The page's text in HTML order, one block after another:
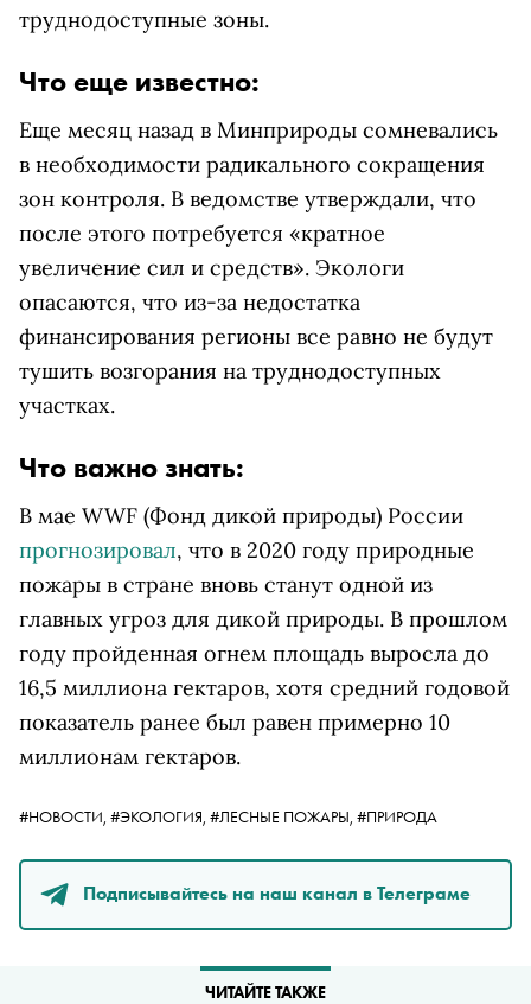
труднодоступные зоны.
Что еще известно:
Еще месяц назад в Минприроды сомневались
в необходимости радикального сокращения
зон контроля. В ведомстве утверждали, что
после этого потребуется «кратное
увеличение сил и средств». Экологи
опасаются, что из-за недостатка
финансирования регионы все равно не будут
тушить возгорания на труднодоступных
участках.
Что важно знать:
В мае WWF (Фонд дикой природы) России
прогнозировал, что в 2020 году природные
пожары в стране вновь станут одной из
главных угроз для дикой природы. В прошлом
году пройденная огнем площадь выросла до
16,5 миллиона гектаров, хотя средний годовой
показатель ранее был равен примерно 10
миллионам гектаров.
#НОВОСТИ, #ЭКОЛОГИЯ, #ЛЕСНЫЕ ПОЖАРЫ, #ПРИРОДА
Подписывайтесь на наш канал в Телеграме
ЧИТАЙТЕ ТАКЖЕ